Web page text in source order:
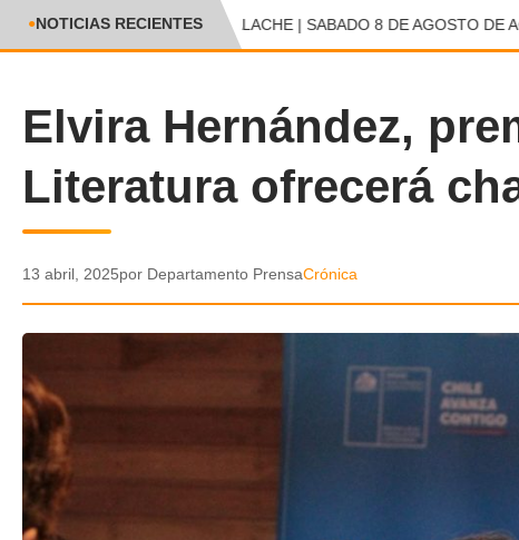
●NOTICIAS RECIENTESCAMBALACHE | SABADO 8 DE AGOSTO DE
Elvira Hernández,
Literatura ofrecerá
13 abril, 2025por Departamento PrensaCrónica